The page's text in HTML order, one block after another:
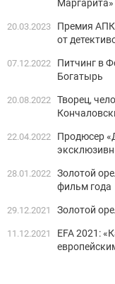
20.03.2023
Премия
от
07.12.2022
Питчинг в
Богатырь
20.08.2022 Творец,
22.04.2022
Продюсер
28.01.2022 Золотой
фильм года
29.12.2021 Золотой
11.12.2021
EFA 2021: